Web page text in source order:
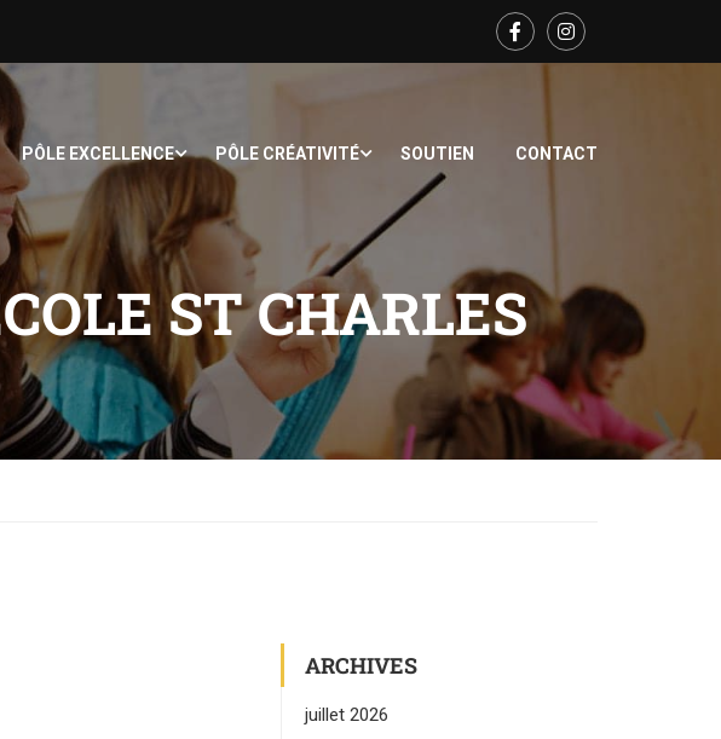
PÔLE EXCELLENCE PÔLE CRÉATIVITÉ SOUTIEN CONTACT
ST CHARLES
ARCHIVES
juillet 2026